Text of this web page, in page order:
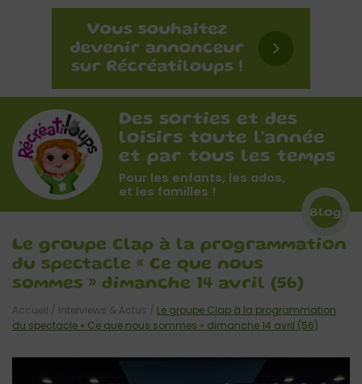
Des sorties et des
loisirs toute l'année
et par tous les temps
Pour les enfants, les ados,
et les familles !
Blog
Le groupe Clap à la programmation
du spectacle « Ce que nous
sommes » dimanche 14 avril (56)
Accueil / Interviews & Actus / Le groupe Clap à la programmation
du spectacle « Ce que nous sommes » dimanche 14 avril (56)